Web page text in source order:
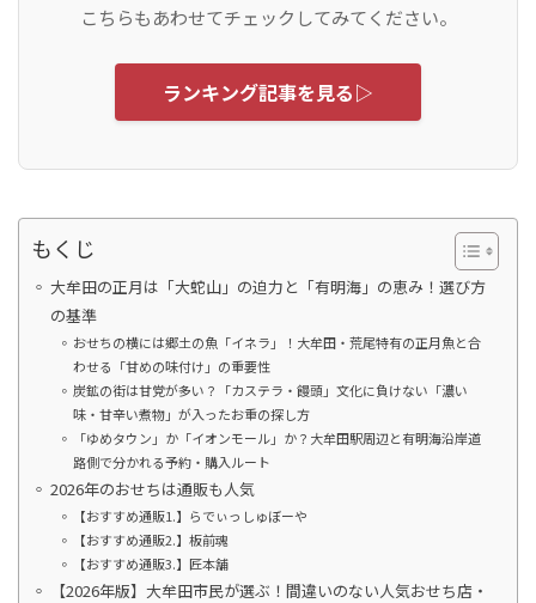
こちらもあわせてチェックしてみてください。
ランキング記事を見る▷
もくじ
大牟田の正月は「大蛇山」の迫力と「有明海」の恵み！選び方
の基準
おせちの横には郷土の魚「イネラ」！大牟田・荒尾特有の正月魚と合
わせる「甘めの味付け」の重要性
炭鉱の街は甘党が多い？「カステラ・饅頭」文化に負けない「濃い
味・甘辛い煮物」が入ったお重の探し方
「ゆめタウン」か「イオンモール」か？大牟田駅周辺と有明海沿岸道
路側で分かれる予約・購入ルート
2026年のおせちは通販も人気
【おすすめ通販1.】らでぃっしゅぼーや
【おすすめ通販2.】板前魂
【おすすめ通販3.】匠本舗
【2026年版】大牟田市民が選ぶ！間違いのない人気おせち店・